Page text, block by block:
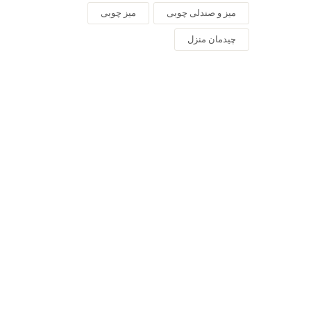
میز و صندلی چوبی میز چوبی
چیدمان منزل